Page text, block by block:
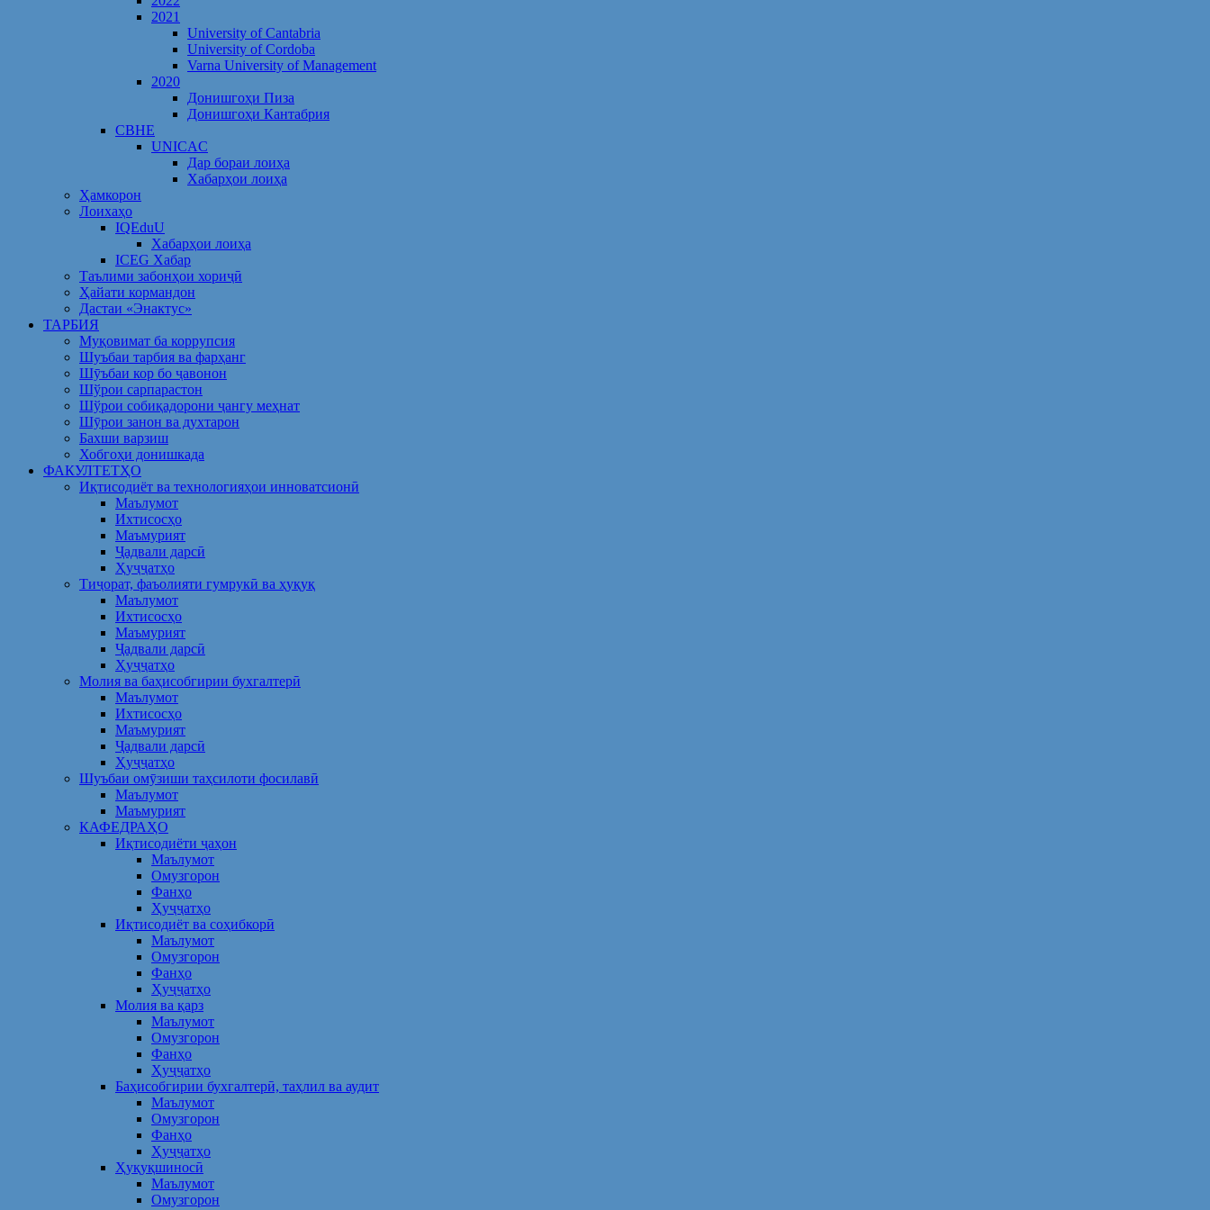
2021
University of Cantabria
University of Cordoba
Varna University of Management
2020
Донишгоҳи Пиза
Донишгоҳи Кантабрия
CBHE
UNICAC
Дар бораи лоиҳа
Хабарҳои лоиҳа
Ҳамкорон
Лоихаҳо
IQEduU
Хабарҳои лоиҳа
ICEG Хабар
Таълими забонҳои хориҷӣ
Ҳайати кормандон
Дастаи «Энактус»
ТАРБИЯ
Муқовимат ба коррупсия
Шуъбаи тарбия ва фарҳанг
Шӯъбаи кор бо ҷавонон
Шўрои сарпарастон
Шўрои собиқадорони ҷангу меҳнат
Шӯрои занон ва духтарон
Бахши варзиш
Хобгоҳи донишкада
ФАКУЛТЕТҲО
Иқтисодиёт ва технологияҳои инноватсионӣ
Маълумот
Ихтисосҳо
Маъмурият
Ҷадвали дарсӣ
Ҳуҷҷатҳо
Тиҷорат, фаъолияти гумрукӣ ва ҳуқуқ
Маълумот
Ихтисосҳо
Маъмурият
Ҷадвали дарсӣ
Ҳуҷҷатҳо
Молия ва баҳисобгирии бухгалтерӣ
Маълумот
Ихтисосҳо
Маъмурият
Ҷадвали дарсӣ
Ҳуҷҷатҳо
Шуъбаи омӯзиши таҳсилоти фосилавӣ
Маълумот
Маъмурият
КАФЕДРАҲО
Иқтисодиёти ҷаҳон
Маълумот
Омузгорон
Фанҳо
Ҳуҷҷатҳо
Иқтисодиёт ва соҳибкорӣ
Маълумот
Омузгорон
Фанҳо
Ҳуҷҷатҳо
Молия ва қарз
Маълумот
Омузгорон
Фанҳо
Ҳуҷҷатҳо
Баҳисобгирии бухгалтерӣ, таҳлил ва аудит
Маълумот
Омузгорон
Фанҳо
Ҳуҷҷатҳо
Ҳуқуқшиносӣ
Маълумот
Омузгорон